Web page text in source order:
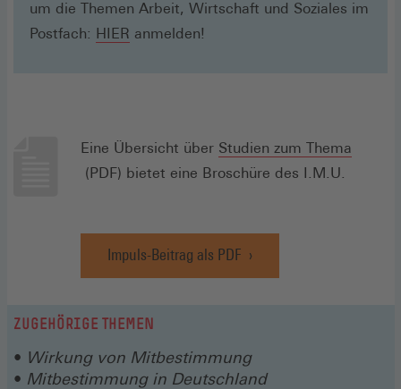
um die Themen Arbeit, Wirtschaft und Soziales im
Postfach: HIER (Öffnet
anmelden!
Eine Übersicht über Studien zum Thema
(Öffnet
neuen
(PDF) bietet eine Broschüre des I.M.U.
Impuls-Beitrag als PDF
(Öffnet
in
ZUGEHÖRIGE THEMEN
Wirkung von Mitbestimmung
Mitbestimmung in Deutschland